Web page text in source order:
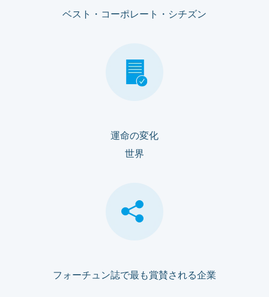
ベスト・コーポレート・シチズン
運命の変化
世界
フォーチュン誌で最も賞賛される企業